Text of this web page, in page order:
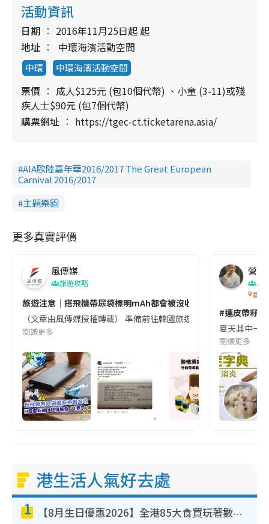
活動資訊
日期
2016年11月25日起 起
地址
中環海濱活動空間
中環 中環海濱活動空間
票價
成人$125元 (包10個代幣) 、小童 (3-11)或殘
疾人士$90元 (包7個代幣)
購票網址
https://tgec-ct.ticketarena.asia/
AIA歐陸嘉年華2016/2017 The Great European
Carnival 2016/2017
主題樂園
更多真實評價
風傳媒
旅遊攻略
旅遊注意｜搭飛機帶尿袋標明mAh都會被沒收😱出發前切記檢查
（文章由風傳媒授權轉載） 準備前往韓國旅遊的民眾，近期要
閱讀更多
營養
香港
#連皮帶籽
夏天其中一
閱讀更多
港生活人氣好去處
1 【8月生日優惠2026】全港85大食買玩著數攻略 自助餐/火鍋放題同行免費＋誠品/DONKI送現金券